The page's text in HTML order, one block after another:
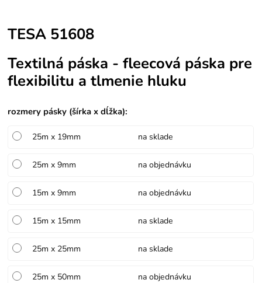
TESA 51608
Textilná páska - fleecová páska pre
flexibilitu a tlmenie hluku
rozmery pásky (šírka x dĺžka):
25m x 19mm na sklade
25m x 9mm na objednávku
15m x 9mm na objednávku
15m x 15mm na sklade
25m x 25mm na sklade
25m x 50mm na objednávku